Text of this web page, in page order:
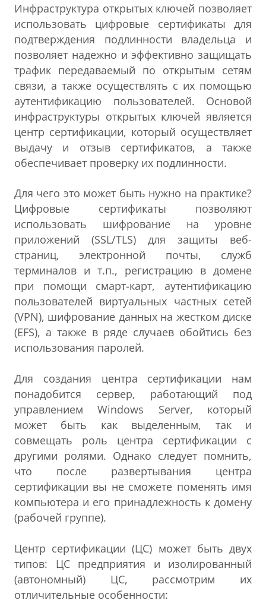
Инфраструктура открытых ключей позволяет
использовать цифровые сертификаты для
подтверждения подлинности владельца и
позволяет надежно и эффективно защищать
трафик передаваемый по открытым сетям
связи, а также осуществлять с их помощью
аутентификацию пользователей. Основой
инфраструктуры открытых ключей является
центр сертификации, который осуществляет
выдачу и отзыв сертификатов, а также
обеспечивает проверку их подлинности.
Для чего это может быть нужно на практике?
Цифровые сертификаты позволяют
использовать шифрование на уровне
приложений (SSL/TLS) для защиты веб-
страниц, электронной почты, служб
терминалов и т.п., регистрацию в домене
при помощи смарт-карт, аутентификацию
пользователей виртуальных частных сетей
(VPN), шифрование данных на жестком диске
(EFS), а также в ряде случаев обойтись без
использования паролей.
Для создания центра сертификации нам
понадобится сервер, работающий под
управлением Windows Server, который
может быть как выделенным, так и
совмещать роль центра сертификации с
другими ролями. Однако следует помнить,
что после развертывания центра
сертификации вы не сможете поменять имя
компьютера и его принадлежность к домену
(рабочей группе).
Центр сертификации (ЦС) может быть двух
типов: ЦС предприятия и изолированный
(автономный) ЦС, рассмотрим их
отличительные особенности: